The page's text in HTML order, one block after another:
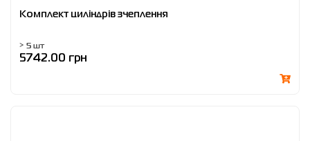
Комплект циліндрів зчеплення
> 5 шт
5742.00 грн